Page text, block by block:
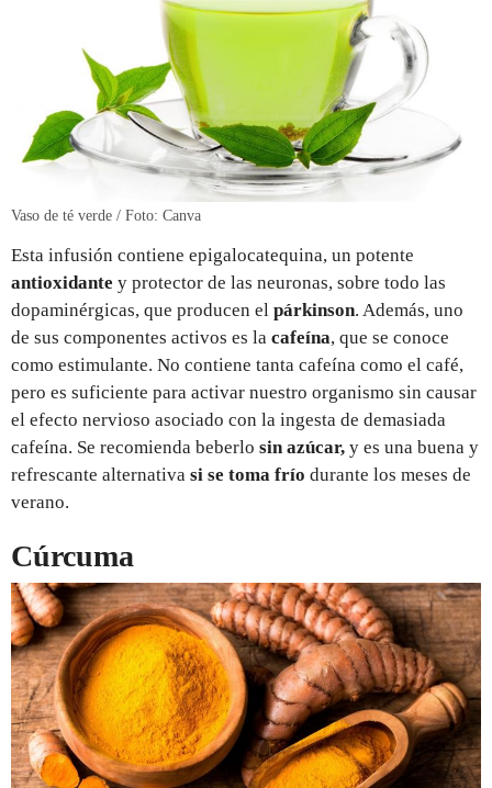
Vaso de té verde / Foto: Canva
Esta infusión contiene epigalocatequina, un potente
antioxidante y protector de las neuronas, sobre todo las
dopaminérgicas, que producen el párkinson. Además, uno
de sus componentes activos es la cafeína, que se conoce
como estimulante. No contiene tanta cafeína como el café,
pero es suficiente para activar nuestro organismo sin causar
el efecto nervioso asociado con la ingesta de demasiada
cafeína. Se recomienda beberlo sin azúcar, y es una buena y
refrescante alternativa si se toma frío durante los meses de
verano.
Cúrcuma